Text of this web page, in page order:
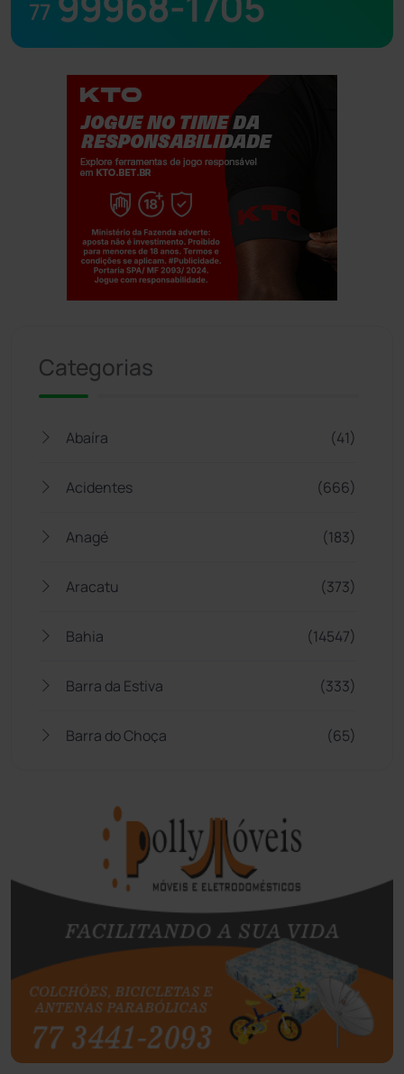
77
Categorias
Abaíra (41)
Acidentes (666)
Anagé (183)
Aracatu (373)
Bahia (14547)
Barra da Estiva (333)
Barra do Choça (65)
Bom Jesus da Lapa
Boquira
Botuporã (73)
Brasil (7680)
Brumado (31964)